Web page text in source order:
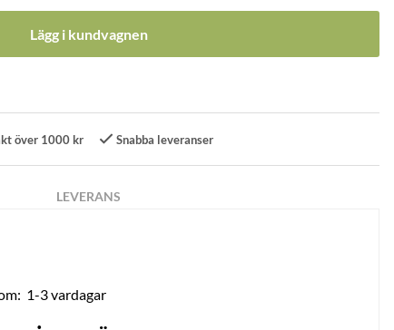
Lägg i kundvagnen
över 1000 kr Snabba leveranser
LEVERANS
1-3 vardagar